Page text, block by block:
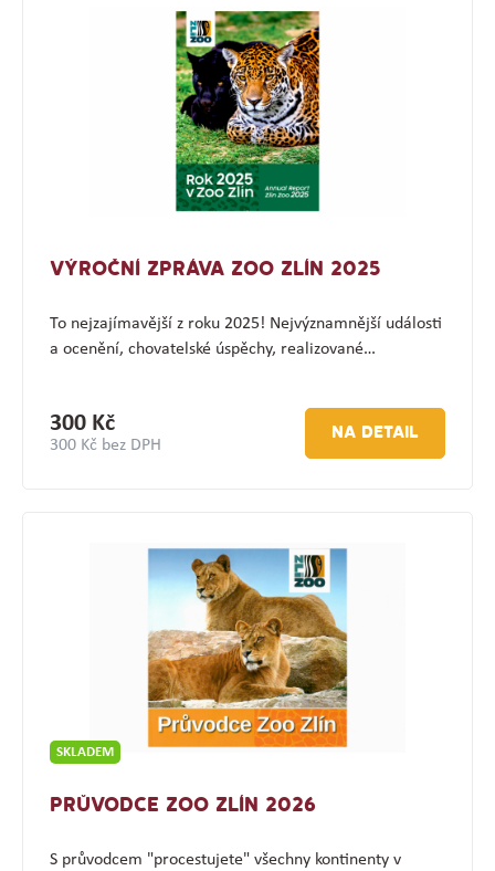
VÝROČNÍ ZPRÁVA ZOO ZLÍN 2025
To nejzajímavější z roku 2025! Nejvýznamnější události
a ocenění, chovatelské úspěchy, realizované…
300 Kč
300 Kč bez DPH
NA DETAIL
SKLADEM
PRŮVODCE ZOO ZLÍN 2026
S průvodcem "procestujete" všechny kontinenty v